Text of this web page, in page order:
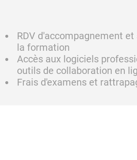
RDV d'accompagnement
la formation
Accès aux logiciels
outils de collaboration en
Frais d'examens et